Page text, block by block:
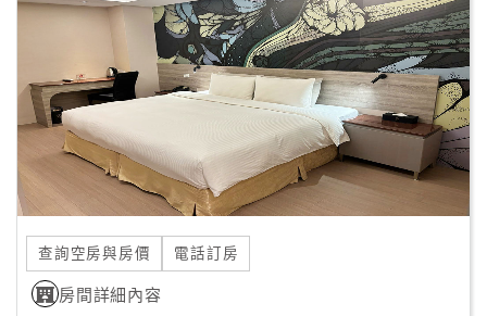
卡
訂
款
收
據
查詢空房與房價 電話訂房
房間詳細內容